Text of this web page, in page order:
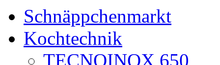
Schnäppchenmarkt
Kochtechnik
TECNOINOX 650